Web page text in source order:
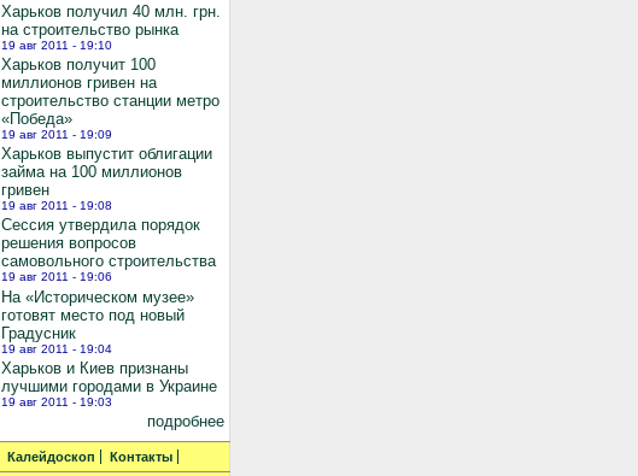
Харьков получил 40 млн. грн.
на строительство рынка
19 авг 2011 - 19:10
Харьков получит 100
миллионов гривен на
строительство станции метро
«Победа»
19 авг 2011 - 19:09
Харьков выпустит облигации
займа на 100 миллионов
гривен
19 авг 2011 - 19:08
Сессия утвердила порядок
решения вопросов
самовольного строительства
19 авг 2011 - 19:06
На «Историческом музее»
готовят место под новый
Градусник
19 авг 2011 - 19:04
Харьков и Киев признаны
лучшими городами в Украине
19 авг 2011 - 19:03
подробнее
Калейдоскоп Контакты